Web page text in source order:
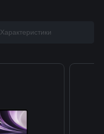
Характеристики